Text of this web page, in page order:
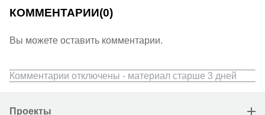
КОММЕНТАРИИ(0)
Вы можете оставить комментарии.
Комментарии отключены - материал старше 3 дней
Проекты